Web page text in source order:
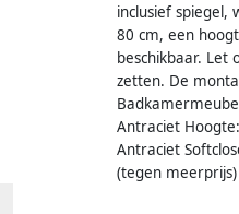
inclusief
80 cm, een
beschikbaar.
zetten. De
Antraciet
Antraciet
(tegen